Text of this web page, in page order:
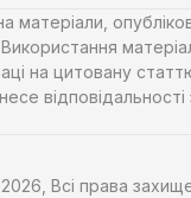
матеріали,
на цитовану
Всі права